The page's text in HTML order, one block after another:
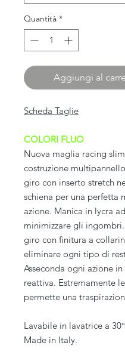
Quantità *
Aggiungi al
Scheda Taglie
COLORI FLUO
Nuova maglia racing
costruzione
giro con inserto stretch
schiena per una perfetta
azione. Manica in lycra
minimizzare gli
giro con finitura a
eliminare ogni tipo di
Asseconda ogni azione
reattiva. Estremamente
permette una
Lavabile in lavatrice a
Made in Italy.